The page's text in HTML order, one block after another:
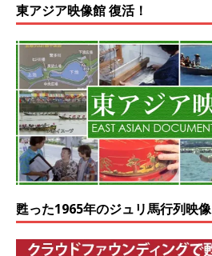
東アジア映像館 復活！
甦った1965年のジュリ馬行列映像